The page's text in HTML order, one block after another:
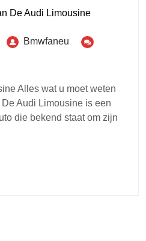
De Audi Limousine
Bmwfaneu
Alles wat u moet weten
Audi Limousine is een
die bekend staat om zijn